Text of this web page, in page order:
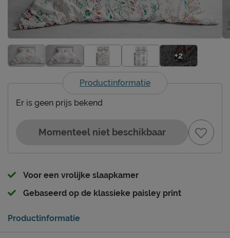
+2
Productinformatie
Er is geen prijs bekend
Momenteel niet beschikbaar
Voor een vrolijke slaapkamer
Gebaseerd op de klassieke paisley print
Productinformatie